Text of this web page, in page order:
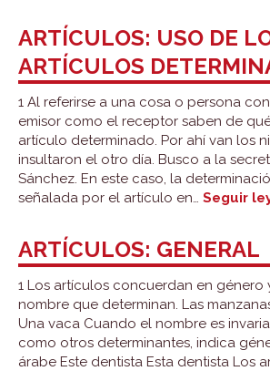
los
ARTÍCULOS: USO DE
ARTÍCULOS
1 Al referirse a una cosa o persona
emisor como el receptor saben de
artículo determinado. Por ahí van los
insultaron el otro día. Busco a la
Sánchez. En este caso, la
señalada por el artículo en… Seguir
ARTÍCULOS: GENERAL
1 Los artículos concuerdan en género
nombre que determinan. Las
Una vaca Cuando el nombre es
como otros determinantes, indica
árabe Este dentista Esta dentista Los